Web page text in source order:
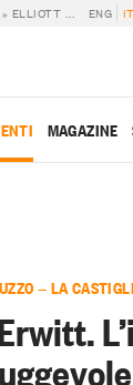
» ELLIOTT ERWITT. L’IDEALE FUGGEVOLE ENG
MAGAZINE
— LA